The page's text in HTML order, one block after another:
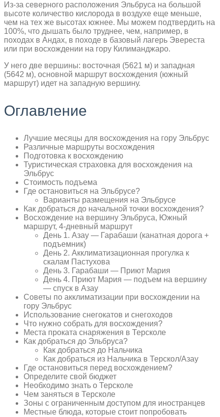
Из-за северного расположения Эльбруса на большой
высоте количество кислорода в воздухе еще меньше,
чем на тех же высотах южнее. Мы можем подтвердить на
100%, что дышать было труднее, чем, например, в
походах в Андах, в походе в базовый лагерь Эвереста
или при восхождении на гору Килиманджаро.
У него две вершины: восточная (5621 м) и западная
(5642 м), основной маршрут восхождения (южный
маршрут) идет на западную вершину.
Оглавление
Лучшие месяцы для восхождения на гору Эльбрус
Различные маршруты восхождения
Подготовка к восхождению
Туристическая страховка для восхождения на
Эльбрус
Стоимость подъема
Где остановиться на Эльбрусе?
Варианты размещения на Эльбрусе
Как добраться до начальной точки восхождения?
Восхождение на вершину Эльбруса, Южный
маршрут, 4-дневный маршрут
День 1. Азау — Гарабаши (канатная дорога +
подъемник)
День 2. Акклиматизационная прогулка к
скалам Пастухова
День 3. Гарабаши — Приют Мария
День 4. Приют Мария — подъем на вершину
— спуск в Азау
Советы по акклиматизации при восхождении на
гору Эльбрус
Использование снегокатов и снегоходов
Что нужно собрать для восхождения?
Места проката снаряжения в Терсколе
Как добраться до Эльбруса?
Как добраться до Нальчика
Как добраться из Нальчика в Терскол/Азау
Где остановиться перед восхождением?
Определите свой бюджет
Необходимо знать о Терсколе
Чем заняться в Терсколе
Зоны с ограниченным доступом для иностранцев
Местные блюда, которые стоит попробовать